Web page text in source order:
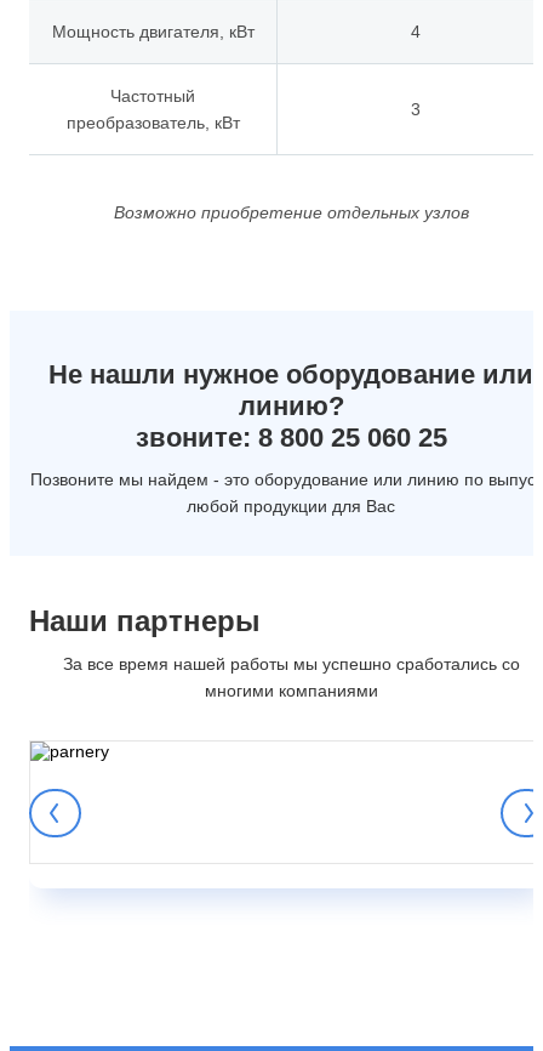
Мощность двигателя, кВт 4
Частотный
преобразователь, кВт
3
Возможно приобретение отдельных узлов
Не нашли нужное оборудование или
линию?
звоните: 8 800 25 060 25
Позвоните мы найдем - это оборудование или линию по
любой продукции для Вас
Наши партнеры
За все время нашей работы мы успешно сработались со
многими компаниями